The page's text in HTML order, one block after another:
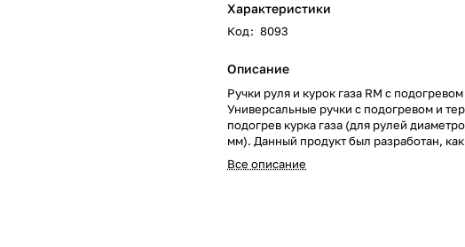
Характеристики
Код: 8093
Описание
Ручки руля и курок газа RM с
Универсальные ручки с подогревом и
подогрев курка газа (для рулей
мм). Данный продукт был разработан,
квадроциклов и снегоходов. С ним,
станет на порядок выше. С помощью
Все описание